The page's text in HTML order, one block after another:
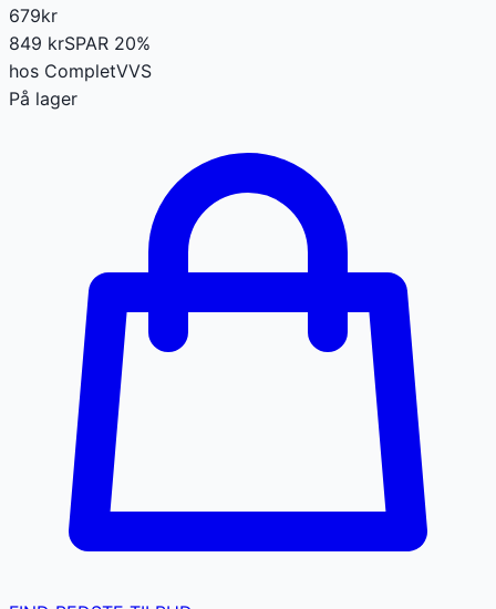
679kr
849 krSPAR 20%
hos CompletVVS
På lager